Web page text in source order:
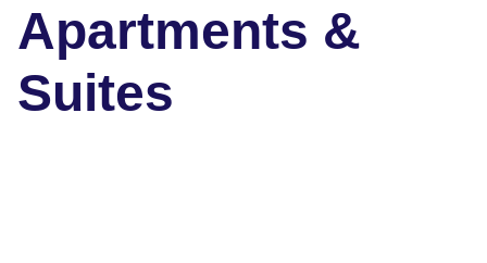
Apartments &
Suites